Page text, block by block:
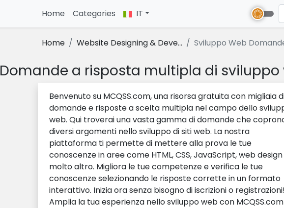
Home (current)
Categories IT
Home Website Designing & Deve... Sviluppo Web
Domande a risposta multipla di sviluppo
Benvenuto su MCQSS.com, una risorsa gratuita con migliaia
domande e risposte a scelta multipla nel campo dello
web. Qui troverai una vasta gamma di domande che
diversi argomenti nello sviluppo di siti web. La nostra
piattaforma ti permette di mettere alla prova le tue
conoscenze in aree come HTML, CSS, JavaScript, web
molto altro. Migliora le tue competenze e verifica le tue
conoscenze selezionando le risposte corrette in un formato
interattivo. Inizia ora senza bisogno di iscrizioni o
Amplia la tua esperienza nello sviluppo web con